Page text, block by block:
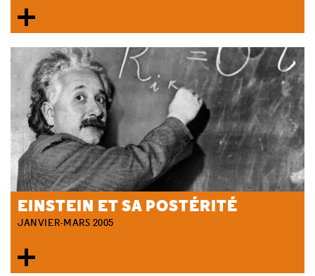
EINSTEIN ET SA POSTÉRITÉ
JANVIER-MARS 2005